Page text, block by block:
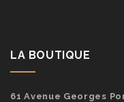
LA BOUTIQUE
61 Avenue Georges